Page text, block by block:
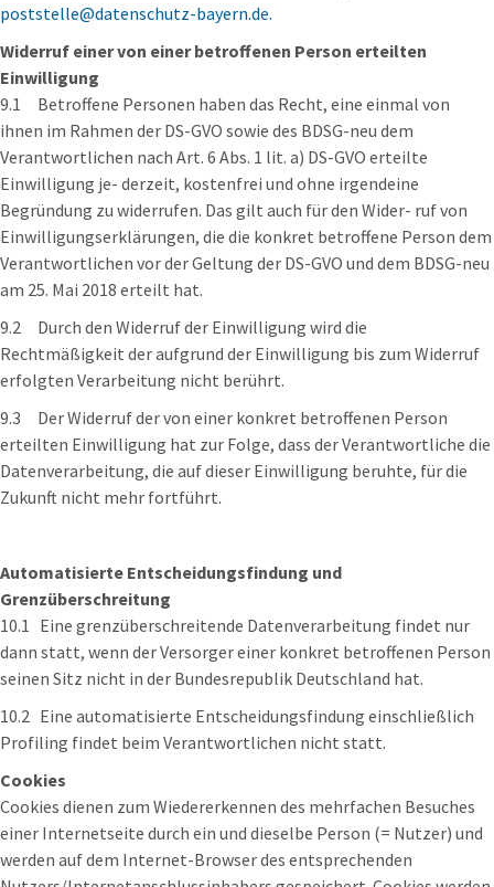
poststelle@datenschutz-bayern.de.
Widerruf einer von einer betroffenen Person erteilten
Einwilligung
9.1 Betroffene Personen haben das Recht, eine einmal von
ihnen im Rahmen der DS-GVO sowie des BDSG-neu dem
Verantwortlichen nach Art. 6 Abs. 1 lit. a) DS-GVO erteilte
Einwilligung je- derzeit, kostenfrei und ohne irgendeine
Begründung zu widerrufen. Das gilt auch für den Wider- ruf von
Einwilligungserklärungen, die die konkret betroffene Person dem
Verantwortlichen vor der Geltung der DS-GVO und dem BDSG-neu
am 25. Mai 2018 erteilt hat.
9.2 Durch den Widerruf der Einwilligung wird die
Rechtmäßigkeit der aufgrund der Einwilligung bis zum Widerruf
erfolgten Verarbeitung nicht berührt.
9.3 Der Widerruf der von einer konkret betroffenen Person
erteilten Einwilligung hat zur Folge, dass der Verantwortliche die
Datenverarbeitung, die auf dieser Einwilligung beruhte, für die
Zukunft nicht mehr fortführt.
Automatisierte Entscheidungsfindung und
Grenzüberschreitung
10.1 Eine grenzüberschreitende Datenverarbeitung findet nur
dann statt, wenn der Versorger einer konkret betroffenen Person
seinen Sitz nicht in der Bundesrepublik Deutschland hat.
10.2 Eine automatisierte Entscheidungsfindung einschließlich
Profiling findet beim Verantwortlichen nicht statt.
Cookies
Cookies dienen zum Wiedererkennen des mehrfachen Besuches
einer Internetseite durch ein und dieselbe Person (= Nutzer) und
werden auf dem Internet-Browser des entsprechenden